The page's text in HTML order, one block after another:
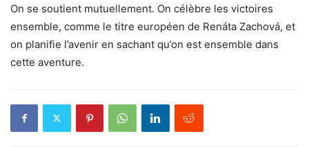
On se soutient mutuellement. On célèbre les victoires
ensemble, comme le titre européen de Renáta Zachová, et
on planifie l’avenir en sachant qu’on est ensemble dans
cette aventure.